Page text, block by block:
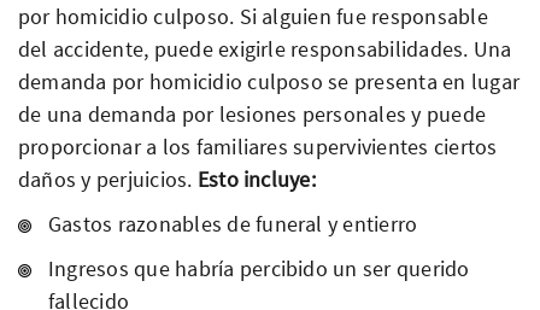
por homicidio culposo. Si alguien fue responsable
del accidente, puede exigirle responsabilidades. Una
demanda por homicidio culposo se presenta en lugar
de una demanda por lesiones personales y puede
proporcionar a los familiares supervivientes ciertos
daños y perjuicios. Esto incluye:
Gastos razonables de funeral y entierro
Ingresos que habría percibido un ser querido
fallecido